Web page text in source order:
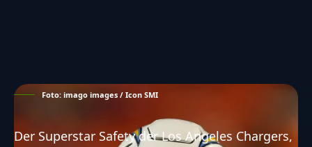
Foto: imago images / Icon SMI
Der Superstar Safety der Los Angeles Chargers,